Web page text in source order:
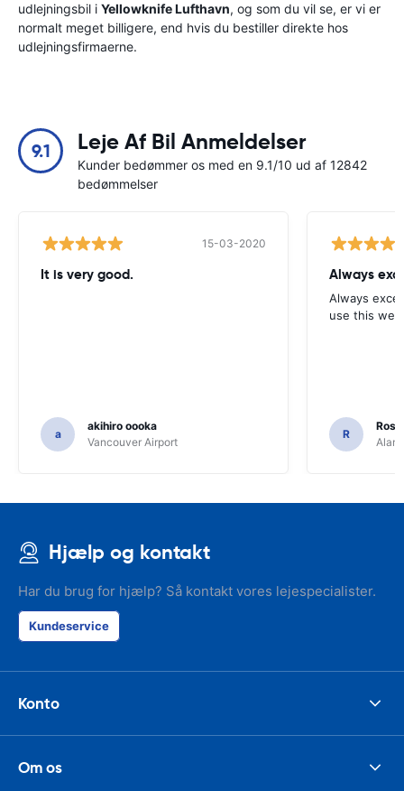
udlejningsbil i Yellowknife Lufthavn, og som du vil se, er vi er
normalt meget billigere, end hvis du bestiller direkte hos
udlejningsfirmaerne.
9.1 Leje Af Bil Anmeldelser
Kunder bedømmer os med en 9.1/10 ud af 12842
bedømmelser
15-03-2020
It is very good.
a
akihiro oooka
Vancouver Airport
Always
Always
use this
R
Hjælp og kontakt
Har du brug for hjælp? Så kontakt vores lejespecialister.
Kundeservice
Konto
Om os